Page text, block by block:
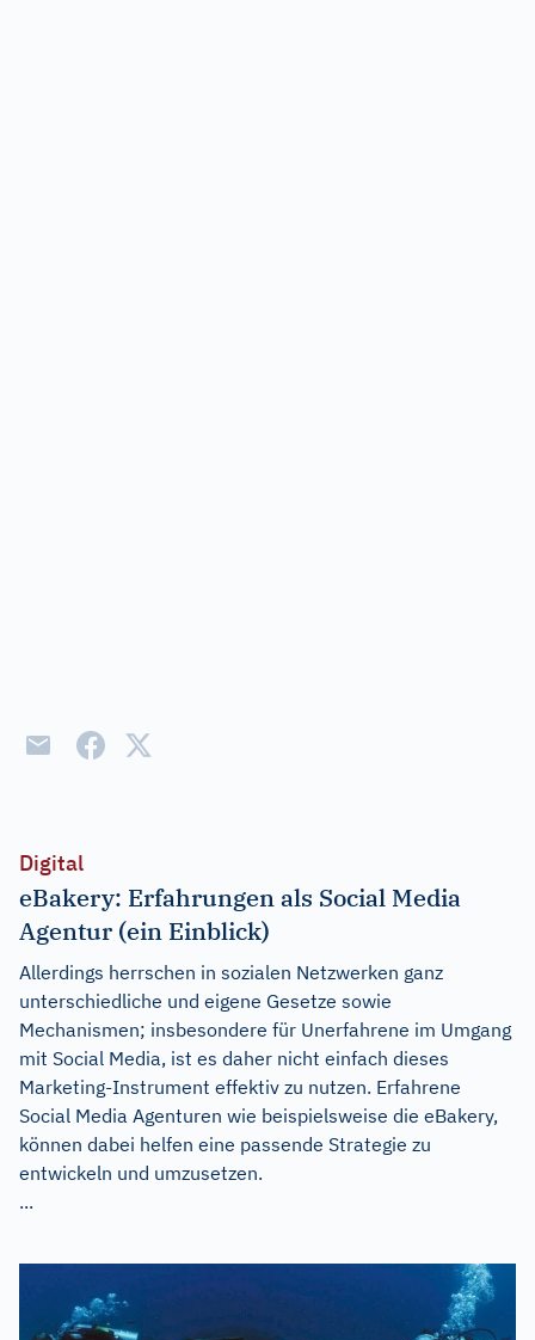
Digital
eBakery: Erfahrungen als Social Media
Agentur (ein Einblick)
Allerdings herrschen in sozialen Netzwerken ganz
unterschiedliche und eigene Gesetze sowie
Mechanismen; insbesondere für Unerfahrene im Umgang
mit Social Media, ist es daher nicht einfach dieses
Marketing-Instrument effektiv zu nutzen. Erfahrene
Social Media Agenturen wie beispielsweise die eBakery,
können dabei helfen eine passende Strategie zu
entwickeln und umzusetzen.
...